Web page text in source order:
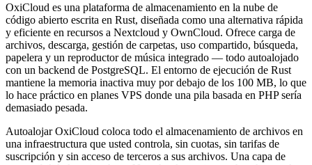
OxiCloud es una plataforma de almacenamiento en la nube de
código abierto escrita en Rust, diseñada como una alternativa rápida
y eficiente en recursos a Nextcloud y OwnCloud. Ofrece carga de
archivos, descarga, gestión de carpetas, uso compartido, búsqueda,
papelera y un reproductor de música integrado — todo autoalojado
con un backend de PostgreSQL. El entorno de ejecución de Rust
mantiene la memoria inactiva muy por debajo de los 100 MB, lo que
lo hace práctico en planes VPS donde una pila basada en PHP sería
demasiado pesada.
Autoalojar OxiCloud coloca todo el almacenamiento de archivos en
una infraestructura que usted controla, sin cuotas, sin tarifas de
suscripción y sin acceso de terceros a sus archivos. Una capa de